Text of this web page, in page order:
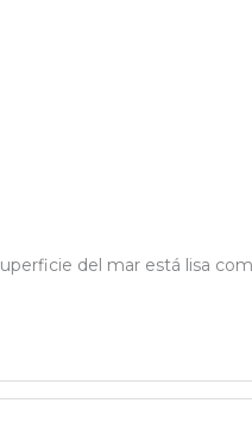
del mar está lisa